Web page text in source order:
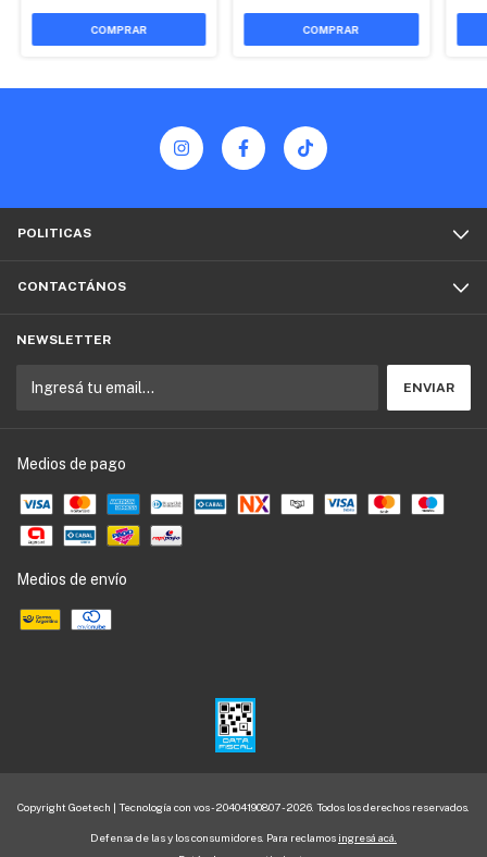
COMPRAR COMPRAR
POLITICAS
CONTACTÁNOS
NEWSLETTER
Medios de pago
Medios de envío
Copyright Goetech | Tecnología con vos - 20404190807 - 2026. Todos los derechos reservados.
Defensa de las y los consumidores. Para reclamos ingresá acá.